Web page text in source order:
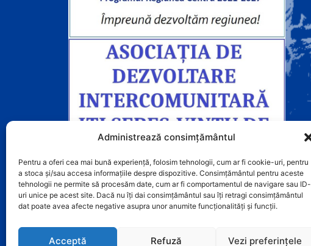
Administrează consimțământul
Pentru a oferi cea mai bună experiență, folosim tehnologii, cum ar fi cookie-uri, pentru
a stoca și/sau accesa informațiile despre dispozitive. Consimțământul pentru aceste
tehnologii ne permite să procesăm date, cum ar fi comportamentul de navigare sau ID-
uri unice pe acest site. Dacă nu îți dai consimțământul sau îți retragi consimțământul
dat poate avea afecte negative asupra unor anumite funcționalități și funcții.
Acceptă Refuză Vezi preferințele